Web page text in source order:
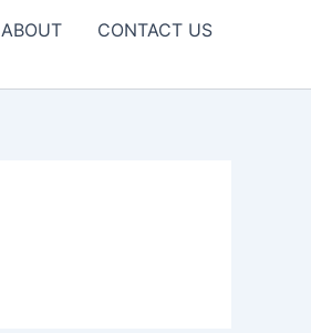
ABOUT
CONTACT US